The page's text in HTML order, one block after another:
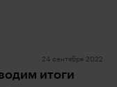
24 сентября 2022
итоги